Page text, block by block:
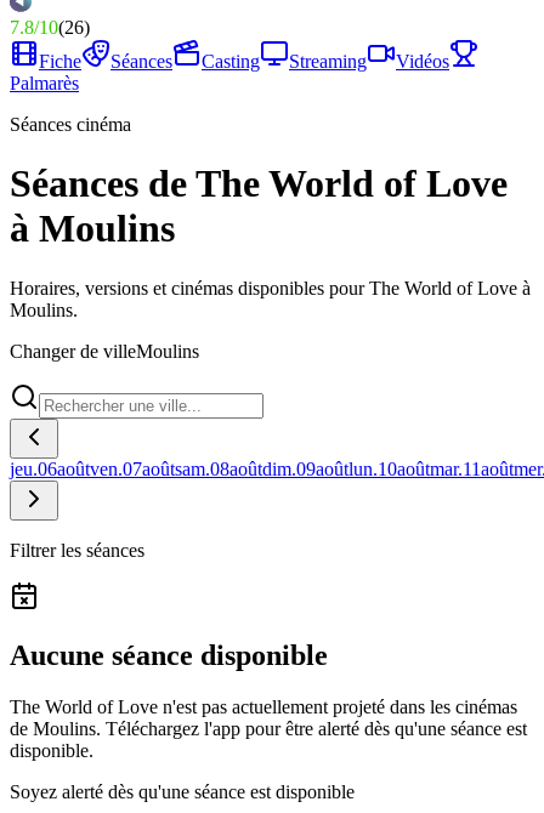
7.8/10(26)
Fiche
Séances Casting Streaming
Vidéos
Palmarès
Séances cinéma
Séances de The World of Love
à Moulins
Horaires, versions et cinémas disponibles pour The World of Love à
Moulins.
Changer de villeMoulins
jeu.06aoûtven.07aoûtsam.08aoûtdim.09aoûtlun.10aoûtmar.11août
Filtrer les séances
Aucune séance disponible
The World of Love n'est pas actuellement projeté dans les cinémas
de Moulins. Téléchargez l'app pour être alerté dès qu'une séance est
disponible.
Soyez alerté dès qu'une séance est disponible